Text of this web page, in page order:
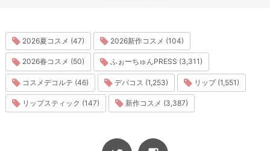
2026夏コスメ (47) 2026新作コスメ (104)
2026春コスメ (50) ふぉーちゅんPRESS (3,311)
コスメデコルテ (46) デパコス (1,253) リップ (1,551)
リップスティック (147) 新作コスメ (3,387)